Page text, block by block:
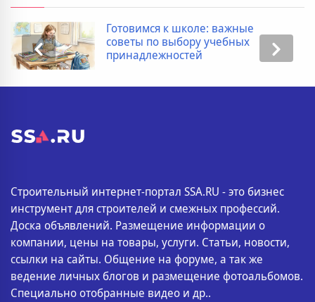
Готовимся к школе: важные
советы по выбору учебных
принадлежностей
Строительный интернет-портал SSA.RU - это бизнес
инструмент для строителей и смежных профессий.
Доска объявлений. Размещение информации о
компании, цены на товары, услуги. Статьи, новости,
ссылки на сайты. Общение на форуме, а так же
ведение личных блогов и размещение фотоальбомов.
Специально отобранные видео и др..